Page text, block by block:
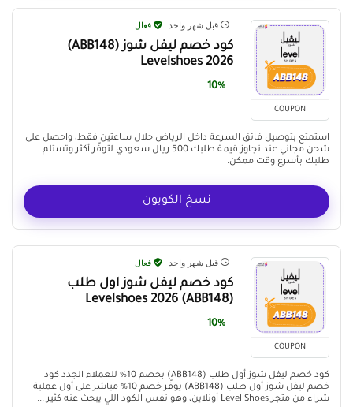
COUPON
قبل شهر واحد فعال
كود خصم ليفل شوز (ABB148)
Levelshoes 2026
10%
استمتع بتوصيل فائق السرعة داخل الرياض خلال ساعتين فقط، واحصل على
شحن مجاني عند تجاوز قيمة طلبك 500 ريال سعودي لتوفّر أكثر وتستلم
طلبك بأسرع وقت ممكن.
نسخ الكوبون
COUPON
قبل شهر واحد فعال
كود خصم ليفل شوز اول طلب
(ABB148) Levelshoes 2026
10%
كود خصم ليفل شوز أول طلب (ABB148) بخصم 10% للعملاء الجدد كود
خصم ليفل شوز أول طلب (ABB148) يوفّر خصم 10% مباشر على أول عملية
شراء من متجر Level Shoes أونلاين، وهو نفس الكود اللي يبحث عنه كثير ...